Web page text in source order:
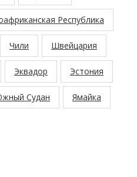
Республика
Чили Швейцария
Эквадор Эстония
Судан Ямайка